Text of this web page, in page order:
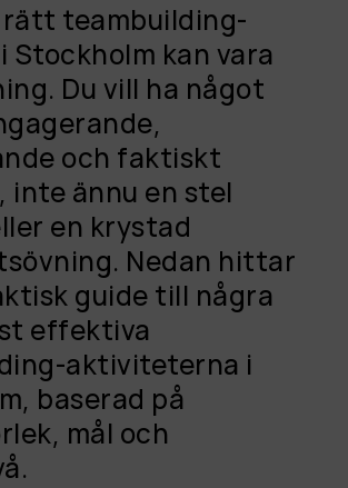
teambuilding-
kan vara
Du vill ha något
och faktiskt
ännu en stel
en krystad
Nedan hittar
guide till några
effektiva
aktiviteterna i
baserad på
mål och